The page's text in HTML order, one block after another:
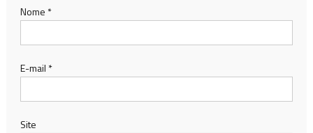
Nome *
E-mail *
Site